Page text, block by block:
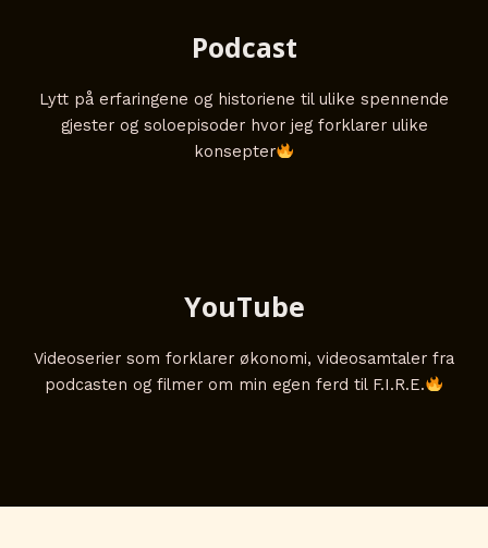
Podcast
Lytt på erfaringene og historiene til ulike spennende
gjester og soloepisoder hvor jeg forklarer ulike
konsepter
YouTube
Videoserier som forklarer økonomi, videosamtaler fra
podcasten og filmer om min egen ferd til F.I.R.E.